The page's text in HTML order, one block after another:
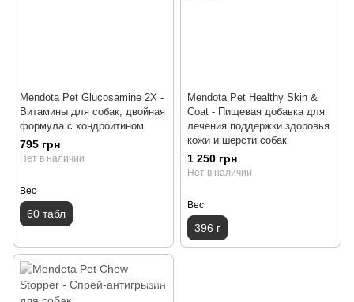
Mendota Pet Glucosamine 2X -
Витамины для собак, двойная
формула с хондроитином
795 грн
Нет в наличии
Вес
60 табл
Mendota Pet Healthy Skin &
Coat - Пищевая добавка для
лечения поддержки здоровья
кожи и шерсти собак
1 250 грн
Нет в наличии
Вес
396 г